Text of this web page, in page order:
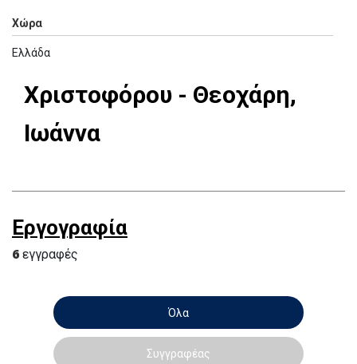
Χώρα
Ελλάδα
Χριστοφόρου - Θεοχάρη,
Ιωάννα
Εργογραφία
6 εγγραφές
Όλα
Συγγραφέας